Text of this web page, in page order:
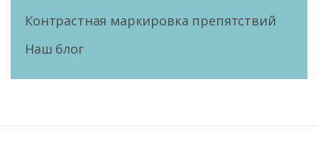
Контрастная маркировка препятствий
Наш блог